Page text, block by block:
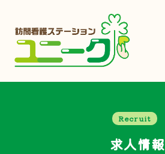
Recruit
求人情報